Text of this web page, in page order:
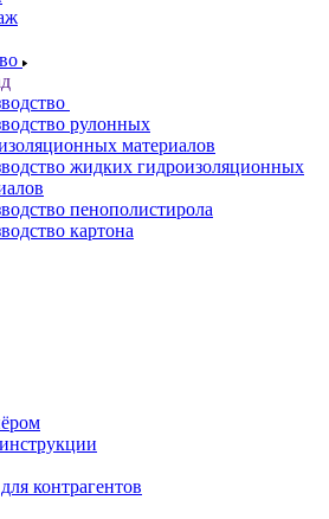
рулонных
материалов
жидких гидроизоляционных
пенополистирола
картона
контрагентов